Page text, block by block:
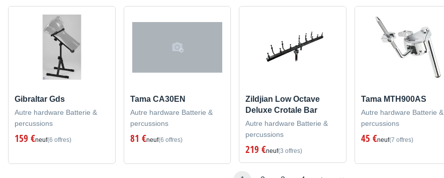
Gibraltar Gds
Autre hardware Batterie &
percussions
159 €neuf(6 offres)
Tama CA30EN
Autre hardware Batterie &
percussions
81 €neuf(6 offres)
Zildjian Low Octave
Deluxe Crotale Bar
Autre hardware Batterie &
percussions
219 €neuf(3 offres)
Tama MTH900AS
Autre hardware Batterie &
percussions
45 €neuf(7 offres)